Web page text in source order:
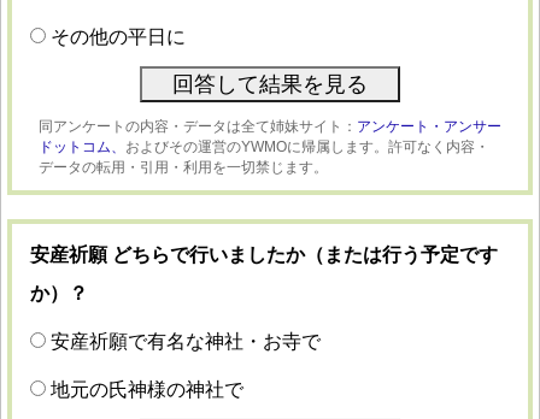
その他の平日に
同アンケートの内容・データは全て姉妹サイト： アンケート・アンサー
ドットコム、 およびその運営のYWMOに帰属します。許可なく内容・
データの転用・引用・利用を一切禁じます。
安産祈願 どちらで行いましたか（または行う予定です
か）？
安産祈願で有名な神社・お寺で
地元の氏神様の神社で